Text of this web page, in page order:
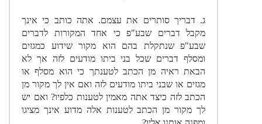
ג. דבריך סותרים את עצמם. אתה כותב כי אינך
מקבל דברים שבע"פ כי אחד המקורות לדברים
שבע"פ שנתקלת בהם הוא מקור שידוע כמגזים
ומסלף דברים שכל בני ביתו מודעים לזה אך לא
הבאת ראיה מן הכתב לטענתך כי הוא מסלף או
מגזים או שבני ביתו מודעים לזה ואם אין לך מקור מן
הכתב לזה כיצד אתה מאמין לטענות כלפיו? ואם יש
לך מקור מן הכתב לטענות אלה מדוע אינך מציגו